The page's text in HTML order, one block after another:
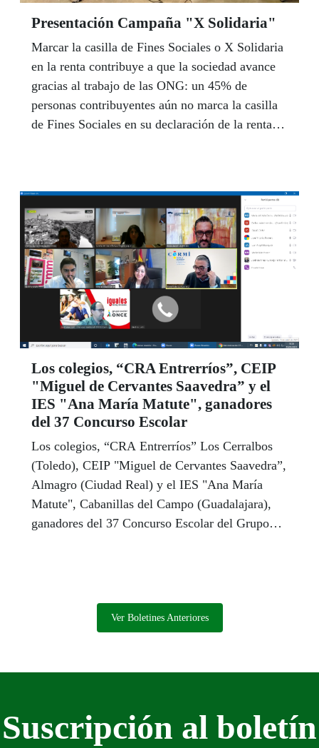
Presentación Campaña "X Solidaria"
Marcar la casilla de Fines Sociales o X Solidaria
en la renta contribuye a que la sociedad avance
gracias al trabajo de las ONG: un 45% de
personas contribuyentes aún no marca la casilla
de Fines Sociales en su declaración de la renta;
personas no elige el destino de sus impuestos y
deja en blanco su asignación. En 2020 se
recaudaron más de 387 millones de euros que
irán destinados a proyectos sociales desarrollados
por las ONG.
Los colegios, “CRA Entrerríos”, CEIP
"Miguel de Cervantes Saavedra” y el
IES "Ana María Matute", ganadores
del 37 Concurso Escolar
Los colegios, “CRA Entrerríos” Los Cerralbos
(Toledo), CEIP "Miguel de Cervantes Saavedra”,
Almagro (Ciudad Real) y el IES "Ana María
Matute", Cabanillas del Campo (Guadalajara),
ganadores del 37 Concurso Escolar del Grupo
Ver Boletines Anteriores
Suscripción al boletín